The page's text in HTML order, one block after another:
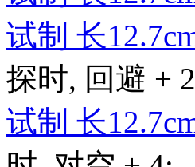
试制 长
探时, 回避 +
试制 长